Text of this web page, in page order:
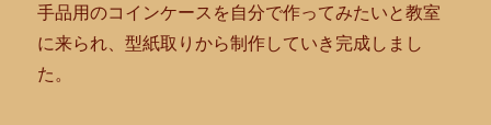
手品用のコインケースを自分で作ってみたいと教室
に来られ、型紙取りから制作していき完成しまし
た。